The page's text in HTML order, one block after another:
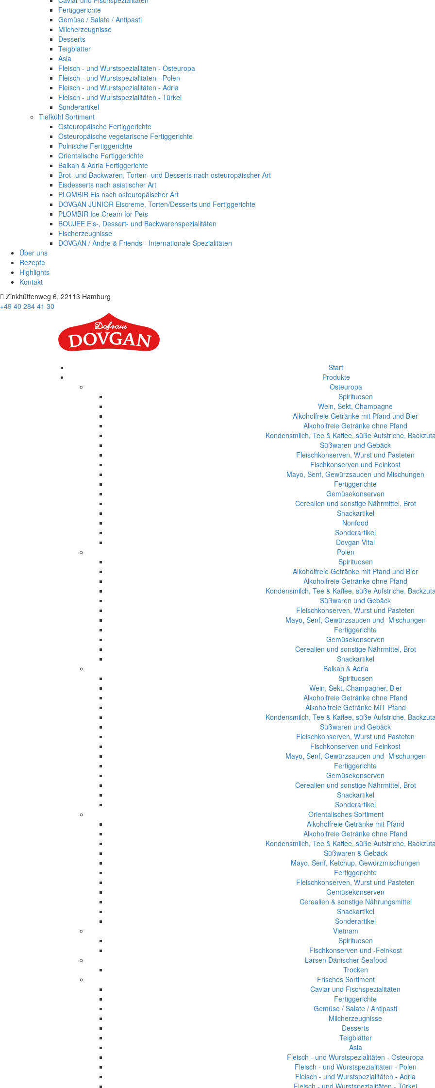
Fertiggerichte
Gemüse / Salate / Antipasti
Milcherzeugnisse
Desserts
Teigblätter
Asia
Fleisch - und Wurstspezialitäten - Osteuropa
Fleisch - und Wurstspezialitäten - Polen
Fleisch - und Wurstspezialitäten - Adria
Fleisch - und Wurstspezialitäten - Türkei
Sonderartikel
Tiefkühl Sortiment
Osteuropäische Fertiggerichte
Osteuropäische vegetarische Fertiggerichte
Polnische Fertiggerichte
Orientalische Fertiggerichte
Balkan & Adria Fertiggerichte
Brot- und Backwaren, Torten- und Desserts nach osteuropäischer Art
Eisdesserts nach asiatischer Art
PLOMBIR Eis nach osteuropäischer Art
DOVGAN JUNIOR Eiscreme, Torten/Desserts und Fertiggerichte
PLOMBIR Ice Cream for Pets
BOUJEE Eis-, Dessert- und Backwarenspezialitäten
Fischerzeugnisse
DOVGAN / Andre & Friends - Internationale Spezialitäten
Über uns
Rezepte
Highlights
Kontakt
Zinkhüttenweg 6, 22113 Hamburg
+49 40 284 41 30
Start
Produkte
Osteuropa
Spirituosen
Wein, Sekt, Champagne
Alkoholfreie Getränke mit Pfand und Bier
Alkoholfreie Getränke ohne Pfand
Kondensmilch, Tee & Kaffee, süße Aufstriche,
Süßwaren und Gebäck
Fleischkonserven, Wurst und Pasteten
Fischkonserven und Feinkost
Mayo, Senf, Gewürzsaucen und Mischungen
Fertiggerichte
Gemüsekonserven
Cerealien und sonstige Nährmittel, Brot
Snackartikel
Nonfood
Sonderartikel
Dovgan Vital
Polen
Spirituosen
Alkoholfreie Getränke mit Pfand und Bier
Alkoholfreie Getränke ohne Pfand
Kondensmilch, Tee & Kaffee, süße Aufstriche,
Süßwaren und Gebäck
Fleischkonserven, Wurst und Pasteten
Mayo, Senf, Gewürzsaucen und -Mischungen
Fertiggerichte
Gemüsekonserven
Cerealien und sonstige Nährmittel, Brot
Snackartikel
Balkan & Adria
Spirituosen
Wein, Sekt, Champagner, Bier
Alkoholfreie Getränke ohne Pfand
Alkoholfreie Getränke MIT Pfand
Kondensmilch, Tee & Kaffee, süße Aufstriche,
Süßwaren und Gebäck
Fleischkonserven, Wurst und Pasteten
Fischkonserven und Feinkost
Mayo, Senf, Gewürzsaucen und -Mischungen
Fertiggerichte
Gemüsekonserven
Cerealien und sonstige Nährmittel, Brot
Snackartikel
Sonderartikel
Orientalisches Sortiment
Alkoholfreie Getränke mit Pfand
Alkoholfreie Getränke ohne Pfand
Kondensmilch, Tee & Kaffee, süße Aufstriche,
Süßwaren & Gebäck
Mayo, Senf, Ketchup, Gewürzmischungen
Fertiggerichte
Fleischkonserven, Wurst und Pasteten
Gemüsekonserven
Cerealien & sonstige Nährungsmittel
Snackartikel
Sonderartikel
Vietnam
Spirituosen
Fischkonserven und -Feinkost
Larsen Dänischer Seafood
Trocken
Frisches Sortiment
Caviar und Fischspezialitäten
Fertiggerichte
Gemüse / Salate / Antipasti
Milcherzeugnisse
Desserts
Teigblätter
Asia
Fleisch - und Wurstspezialitäten - Osteuropa
Fleisch - und Wurstspezialitäten - Polen
Fleisch - und Wurstspezialitäten - Adria
Fleisch - und Wurstspezialitäten - Türkei